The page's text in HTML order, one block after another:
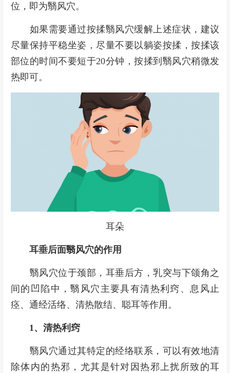
位，即为翳风穴。
如果需要通过按揉翳风穴缓解上述症状，建议
尽量保持平稳坐姿，尽量不要以躺姿按揉，按揉该
部位的时间不要短于20分钟，按揉到翳风穴稍微发
热即可。
耳朵
耳垂后面翳风穴的作用
翳风穴位于颈部，耳垂后方，乳突与下颌角之
间的凹陷中，翳风穴主要具有清热利窍、息风止
痉、通经活络、清热散结、聪耳等作用。
1、清热利窍
翳风穴通过其特定的经络联系，可以有效地清
除体内的热邪，尤其是针对因热邪上扰所致的耳